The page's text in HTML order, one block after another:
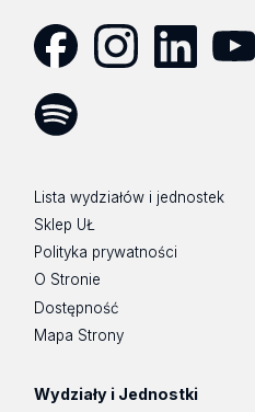
Lista wydziałów i jednostek
Sklep UŁ
Polityka prywatności
O Stronie
Dostępność
Mapa Strony
Wydziały i Jednostki